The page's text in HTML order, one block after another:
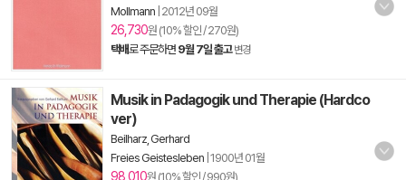
Mollmann 2012년 09월
26,730원 (10% 할인 / 270원)
택배로 주문하면 9월 7일 출고 변경
Musik in Padagogik und Therapie (Hardco
ver)
Beilharz, Gerhard
Freies Geistesleben 1900년 01월
98,010원 (10% 할인 / 990원)